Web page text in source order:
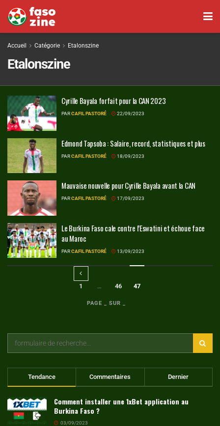
Accueil Catégorie Etalonszine
Etalonszine
Cyrille Bayala forfait pour la CAN 2023
PARCAFIL PASTORÉ 22/09/2023
Edmond Tapsoba : Salaire, record, statistiques et plus
PARCAFIL PASTORÉ 18/09/2023
Mauvaise nouvelle pour Cyrille Bayala avant la CAN
PARCAFIL PASTORÉ 17/09/2023
Le Burkina Faso cale contre l’Eswatini et échoue face
au Maroc
PARCAFIL PASTORÉ 13/09/2023
PAGE _ SUR _
1 … 46 47
Tendance Commentaires Dernier
Comment installer une 1xBet application au
Burkina Faso ?
03/09/2023